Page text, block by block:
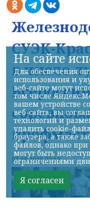
СУЭК-
в число
07.08.2026 22:13
На сайте
Для обеспечения
использования и
веб-сайте могут
том числе
вашем устройстве
веб-сайта, вы
технологий и
удалить cookie-
браузера, а также
файлов, однако при
могут быть
ограничениями
Я согласен